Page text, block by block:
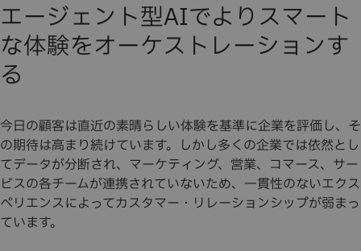
エージェント型AIでよりスマート
な体験をオーケストレーションす
る
今日の顧客は直近の素晴らしい体験を基準に企業を評価し、そ
の期待は高まり続けています。しかし多くの企業では依然とし
てデータが分断され、マーケティング、営業、コマース、サー
ビスの各チームが連携されていないため、一貫性のないエクス
ペリエンスによってカスタマー・リレーションシップが弱まっ
ています。